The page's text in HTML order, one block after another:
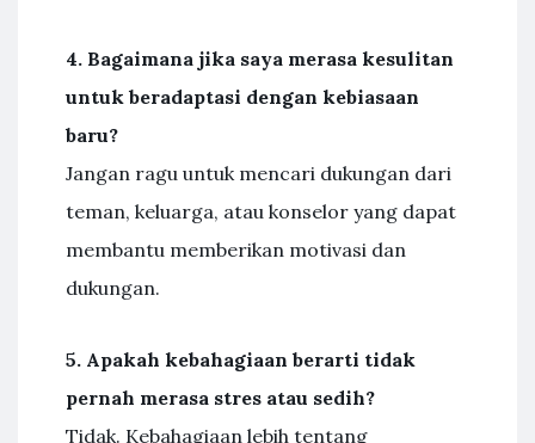
4. Bagaimana jika saya merasa kesulitan
untuk beradaptasi dengan kebiasaan
baru?
Jangan ragu untuk mencari dukungan dari
teman, keluarga, atau konselor yang dapat
membantu memberikan motivasi dan
dukungan.
5. Apakah kebahagiaan berarti tidak
pernah merasa stres atau sedih?
Tidak. Kebahagiaan lebih tentang